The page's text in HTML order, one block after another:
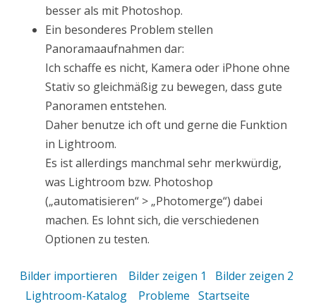
besser als mit Photoshop.
Ein besonderes Problem stellen
Panoramaaufnahmen dar:
Ich schaffe es nicht, Kamera oder iPhone ohne
Stativ so gleichmäßig zu bewegen, dass gute
Panoramen entstehen.
Daher benutze ich oft und gerne die Funktion
in Lightroom.
Es ist allerdings manchmal sehr merkwürdig,
was Lightroom bzw. Photoshop
(„automatisieren“ > „Photomerge“) dabei
machen. Es lohnt sich, die verschiedenen
Optionen zu testen.
Bilder importieren Bilder zeigen 1
Bilder zeigen 2
Lightroom-Katalog
Probleme Startseite